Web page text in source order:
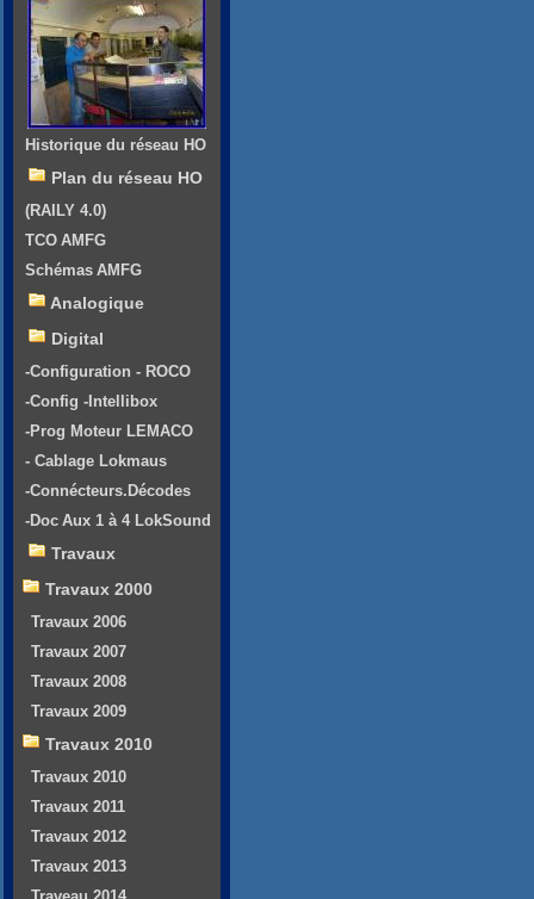
Historique du réseau HO
Plan du réseau HO
(RAILY 4.0)
TCO AMFG
Schémas AMFG
Analogique
Digital
-Configuration - ROCO
-Config -Intellibox
-Prog Moteur LEMACO
- Cablage Lokmaus
-Connécteurs.Décodes
-Doc Aux 1 à 4 LokSound
Travaux
Travaux 2000
Travaux 2006
Travaux 2007
Travaux 2008
Travaux 2009
Travaux 2010
Travaux 2010
Travaux 2011
Travaux 2012
Travaux 2013